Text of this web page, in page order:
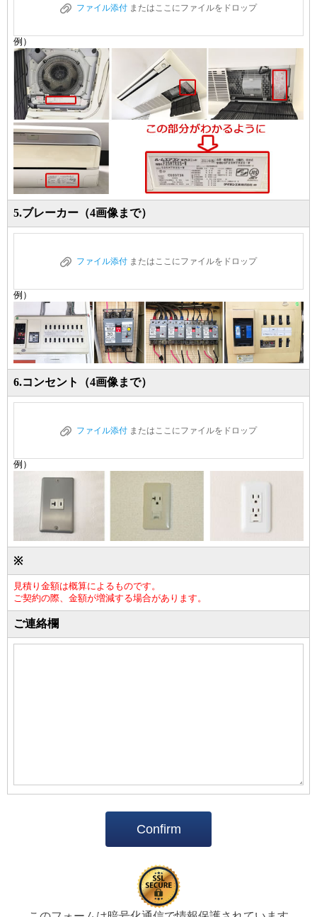
ファイル添付 またはここにファイルをドロップ
例）
5.ブレーカー（4画像まで）
ファイル添付 またはここにファイルをドロップ
例）
6.コンセント（4画像まで）
ファイル添付 またはここにファイルをドロップ
例）
※
見積り金額は概算によるものです。
ご契約の際、金額が増減する場合があります。
ご連絡欄
Confirm